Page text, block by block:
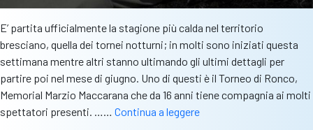
E’ partita ufficialmente la stagione più calda nel territorio
bresciano, quella dei tornei notturni; in molti sono iniziati questa
settimana mentre altri stanno ultimando gli ultimi dettagli per
partire poi nel mese di giugno. Uno di questi è il Torneo di Ronco,
Memorial Marzio Maccarana che da 16 anni tiene compagnia ai molti
spettatori presenti. …… Continua a leggereTorneo